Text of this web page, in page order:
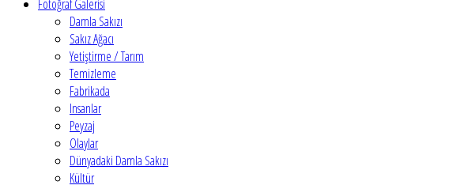
Fotoğraf Galerisi
Damla Sakızı
Sakız Ağacı
Yetiştirme / Tarım
Temizleme
Fabrikada
Insanlar
Peyzaj
Olaylar
Dünyadaki Damla Sakızı
Kültür